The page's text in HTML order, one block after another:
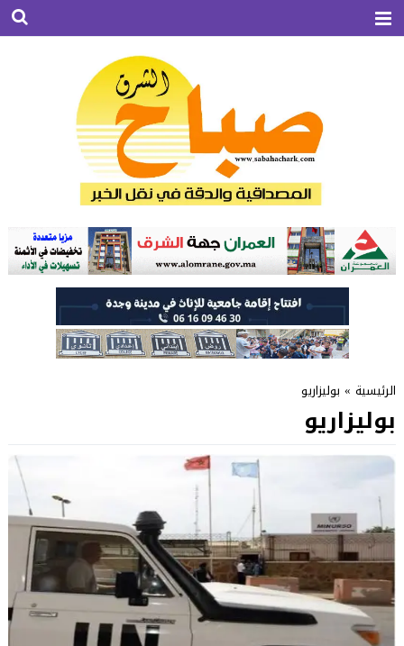
الرئيسية » بوليزاريو
بوليزاريو